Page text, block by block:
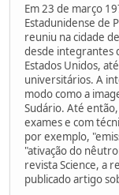
Em 23 de março
Estadunidense de
reuniu na cidade
desde integrantes
Estados Unidos,
universitários. A
modo como a
Sudário. Até
exames e com
por exemplo,
"ativação do
revista Science, a
publicado artigo